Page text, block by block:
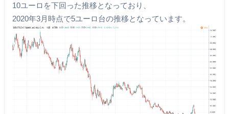
10ユーロを下回った推移となっており、
2020年3月時点で5ユーロ台の推移となっています。